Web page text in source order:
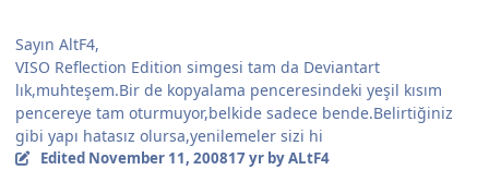
Sayın AltF4,
VISO Reflection Edition simgesi tam da Deviantart
lık,muhteşem.Bir de kopyalama penceresindeki yeşil kısım
pencereye tam oturmuyor,belkide sadece bende.Belirtiğiniz
gibi yapı hatasız olursa,yenilemeler sizi hi
Edited November 11, 200817 yrby ALtF4